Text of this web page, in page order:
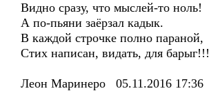
Видно сразу, что мыслей-то ноль!
А по-пьяни заёрзал кадык.
В каждой строчке полно параной,
Стих написан, видать, для барыг!!!
Леон Маринеро 05.11.2016 17:36